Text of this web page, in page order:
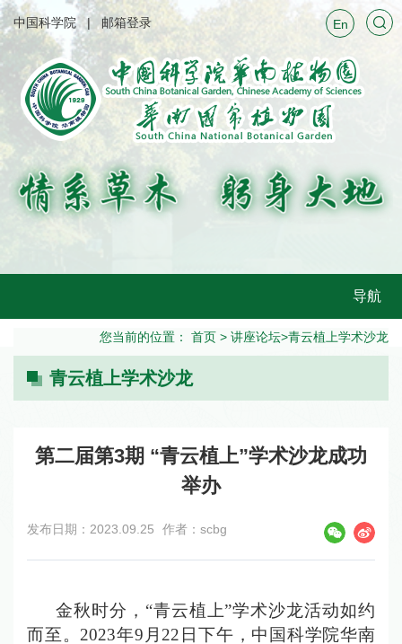
中国科学院 邮箱登录 En
导航
您当前的位置： 首页 > 讲座论坛>青云植上学术沙龙
青云植上学术沙龙
第二届第3期 “青云植上”学术沙龙成功
举办
发布日期：2023.09.25 作者：scbg
金秋时分，“青云植上”学术沙龙活动如约
而至。2023年9月22日下午，中国科学院华南